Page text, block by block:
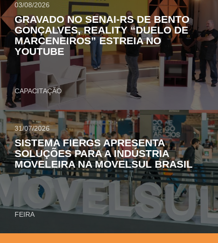
03/08/2026
GRAVADO NO SENAI-RS DE BENTO
GONÇALVES, REALITY “DUELO DE
MARCENEIROS” ESTREIA NO
YOUTUBE
CAPACITAÇÃO
31/07/2026
SISTEMA FIERGS APRESENTA
SOLUÇÕES PARA A INDÚSTRIA
MOVELEIRA NA MOVELSUL BRASIL
FEIRA